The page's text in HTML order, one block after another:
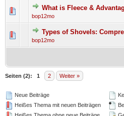
What is Fleece &
bop12mo
0 Bewertung(en) - 0 von 5
1234
Types of Shovels:
bop12mo
0 Bewertung(en) - 0 von 5
1234
Seiten (2): 1 2 Weiter »
Neue Beiträge
Heißes Thema mit neuen Beiträgen